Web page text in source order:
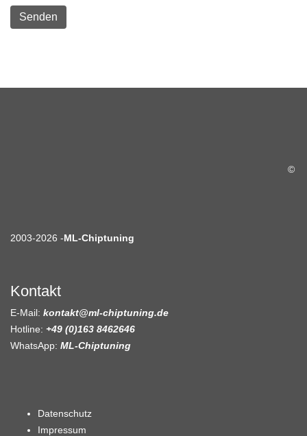
©
2003-2026 -ML-Chiptuning
Kontakt
E-Mail: kontakt@ml-chiptuning.de
Hotline: +49 (0)163 8462646
WhatsApp: ML-Chiptuning
Datenschutz
Impressum